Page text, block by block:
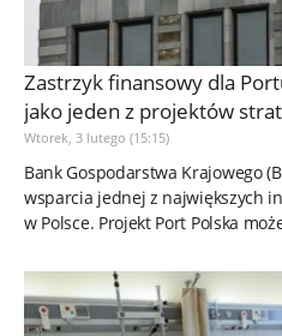
Zastrzyk finansowy dla
jako jeden z projektów
Wtorek, 3 lutego (15:15)
Bank Gospodarstwa Krajowego
wsparcia jednej z największych
w Polsce. Projekt Port Polska